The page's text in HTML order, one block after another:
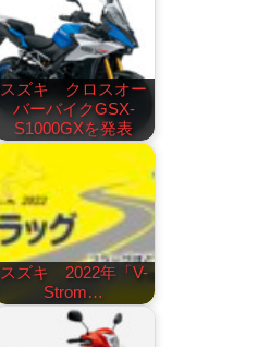
スズキ クロスオー
バーバイクGSX-
S1000GXを発表
スズキ 2022年「V-
Strom…